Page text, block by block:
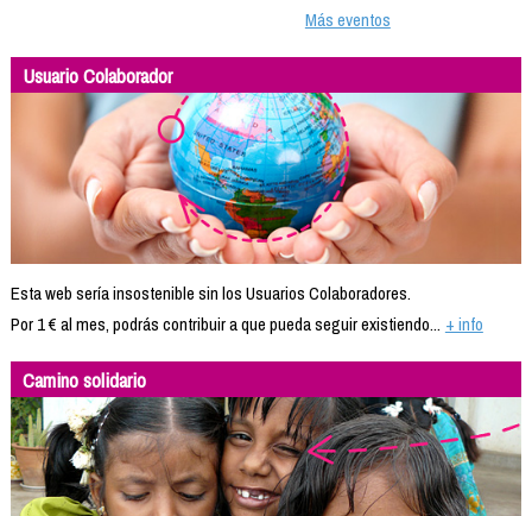
Más eventos
Usuario Colaborador
Esta web sería insostenible sin los Usuarios Colaboradores.
Por 1 € al mes, podrás contribuir a que pueda seguir existiendo... + info
Camino solidario